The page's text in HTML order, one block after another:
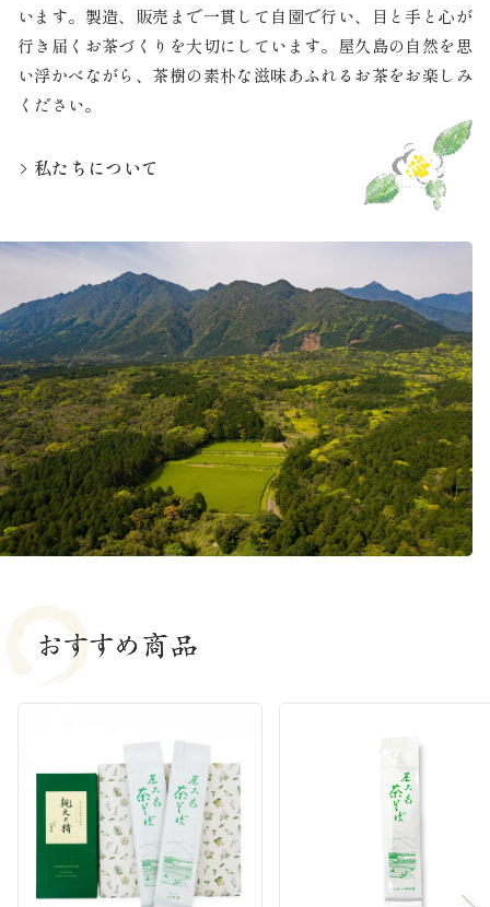
います。製造、販売まで一貫して自園で行い、目と手と心が
行き届くお茶づくりを大切にしています。屋久島の自然を思
い浮かべながら、茶樹の素朴な滋味あふれるお茶をお楽しみ
ください。
私たちについて